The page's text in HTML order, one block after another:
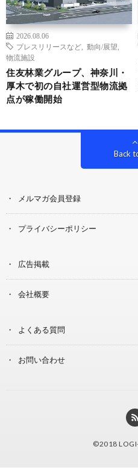
2026.08.06
プレスリリースなど
動向/展望
物流施設
住友林業グループ、神奈川・
厚木で初の自社運営型物流拠
点が稼働開始
Back
メルマガ会員登録
プライバシーポリシー
広告掲載
会社概要
よくある質問
お問い合わせ
©2018